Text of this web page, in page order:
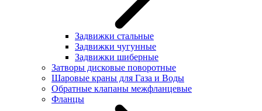
Задвижки стальные
Задвижки чугунные
Задвижки шиберные
Затворы дисковые поворотные
Шаровые краны для Газа и Воды
Обратные клапаны межфланцевые
Фланцы